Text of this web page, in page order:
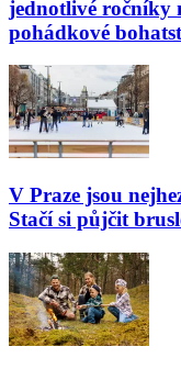
jednotlivé ročníky
pohádkové
V Praze jsou
Stačí si půjčit